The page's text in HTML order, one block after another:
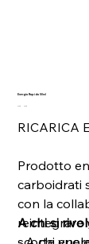
Energia Rapida 50ml
Prezzo
Prezzo
RICARICA
Prodotto
carboidrati
con la
reintegrare
A chi si